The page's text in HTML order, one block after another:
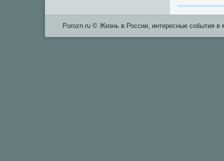
Porozn.ru © Жизнь в России, интересные события в